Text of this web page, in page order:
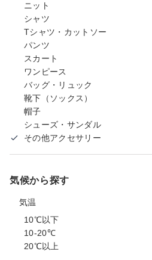
ニット
シャツ
Tシャツ・カットソー
パンツ
スカート
ワンピース
バッグ・リュック
靴下（ソックス）
帽子
シューズ・サンダル
その他アクセサリー
気候から探す
気温
10℃以下
10-20℃
20℃以上